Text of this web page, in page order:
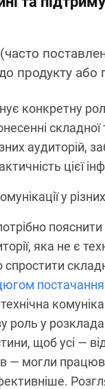
продукту або
конкретну
складної
аудиторій,
цієї
у
яка не є
спростити
постачання
роль у
щоб усі —
— могли